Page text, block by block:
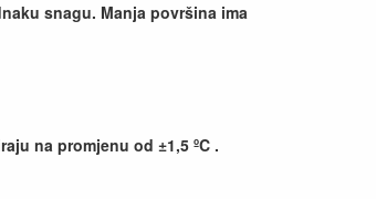
snagu. Manja površina ima
na promjenu od ±1,5 ºC .